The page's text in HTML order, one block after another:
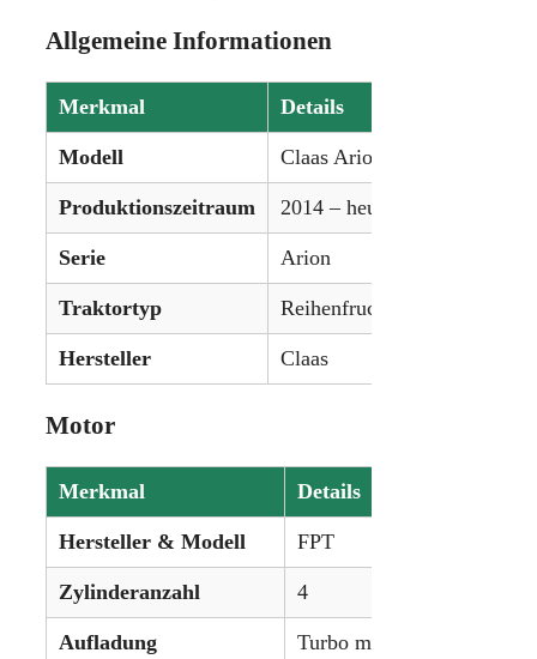
Allgemeine Informationen
Merkmal Details
Modell Claas Arion 460
Produktionszeitraum 2014 – heute
Serie Arion
Traktortyp Reihenfruchttraktor
Hersteller Claas
Motor
Merkmal Details
Hersteller & Modell FPT
Zylinderanzahl 4
Aufladung Turbo mit Ladeluftkühlung